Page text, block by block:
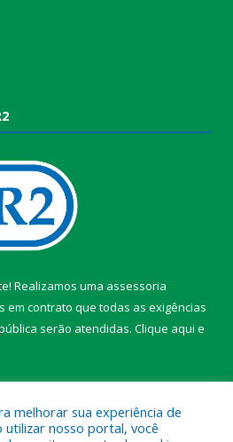
Realizamos uma assessoria
em contrato que todas as exigências
serão atendidas. Clique aqui e
melhorar sua experiência de
utilizar nosso portal, você